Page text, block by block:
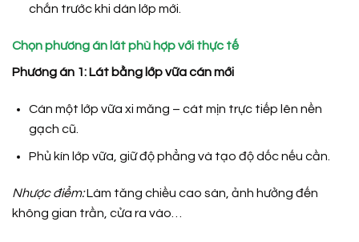
chắn trước khi dán lớp mới.
Chọn phương án lát phù hợp với thực tế
Phương án 1: Lát bằng lớp vữa cán mới
Cán một lớp vữa xi măng – cát mịn trực tiếp lên nền
gạch cũ.
Phủ kín lớp vữa, giữ độ phẳng và tạo độ dốc nếu cần.
Nhược điểm:Làm tăng chiều cao sàn, ảnh hưởng đến
không gian trần, cửa ra vào…